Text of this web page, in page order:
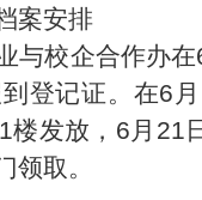
案安排
与校企合作办
登记证。在6
楼发放，6月21
领取。